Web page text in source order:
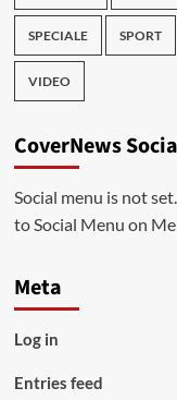
SPECIALE SPORT
VIDEO
CoverNews
Social menu is not
to Social Menu on
Meta
Log in
Entries feed